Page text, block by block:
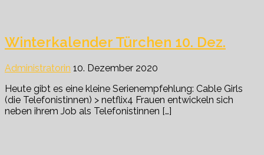
Winterkalender Türchen 10. Dez.
Administratorin 10. Dezember 2020
Heute gibt es eine kleine Serienempfehlung: Cable Girls
(die Telefonistinnen) > netflix4 Frauen entwickeln sich
neben ihrem Job als Telefonistinnen […]